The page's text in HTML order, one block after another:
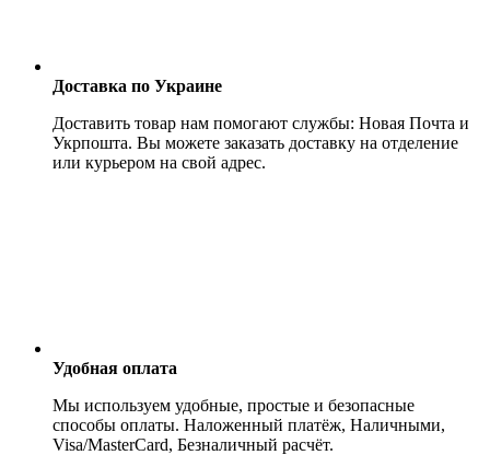
Доставка по Украине
Доставить товар нам помогают службы: Новая Почта и
Укрпошта. Вы можете заказать доставку на отделение
или курьером на свой адрес.
Удобная оплата
Мы используем удобные, простые и безопасные
способы оплаты. Наложенный платёж, Наличными,
Visa/MasterCard, Безналичный расчёт.